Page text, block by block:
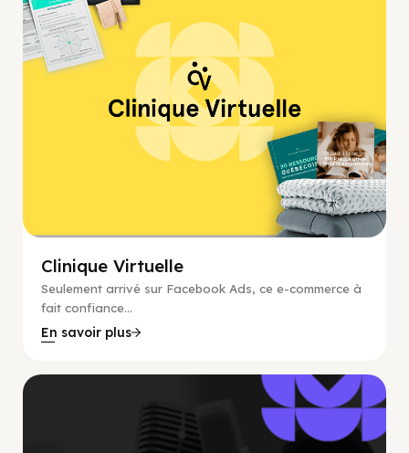
Clinique Virtuelle
Seulement arrivé sur Facebook Ads, ce e-commerce à
fait confiance...
En savoir plus
Coaching, Lead Gen